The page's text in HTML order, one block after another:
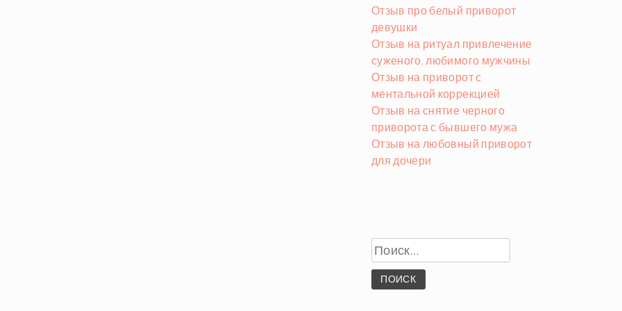
Отзыв про белый приворот
девушки
Отзыв на ритуал привлечение
суженого, любимого мужчины
Отзыв на приворот с
ментальной коррекцией
Отзыв на снятие черного
приворота с бывшего мужа
Отзыв на любовный приворот
для дочери
Найти: